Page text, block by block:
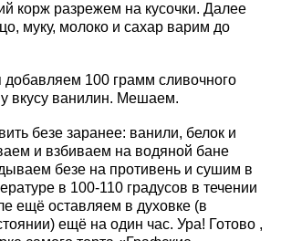
корж разрежем на кусочки. Далее
муку, молоко и сахар варим до
100 грамм сливочного
вкусу ванилин. Мешаем.
безе заранее: ванили, белок и
и взбиваем на водяной бане
безе на противень и сушим в
в 100-110 градусов в течении
ещё оставляем в духовке (в
ещё на один час. Ура! Готово ,